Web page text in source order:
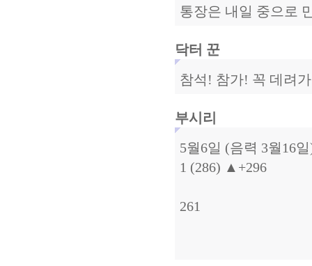
통장은 내일 중으로
닥터 꾼
참석! 참가! 꼭 데려
부시리
5월6일 (음력 3월16
1 (286) ▲+296
261